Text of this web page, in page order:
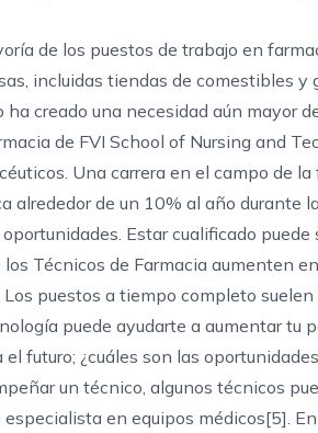
de los puestos de trabajo en
incluidas tiendas de comestibles
creado una necesidad aún mayor
de FVI School of Nursing and
Una carrera en el campo de
alrededor de un 10% al año durante
Estar cualificado
Técnicos de Farmacia aumenten
puestos a tiempo completo
puede ayudarte a aumentar tu
futuro; ¿cuáles son las
un técnico, algunos técnicos
en equipos médicos[5].